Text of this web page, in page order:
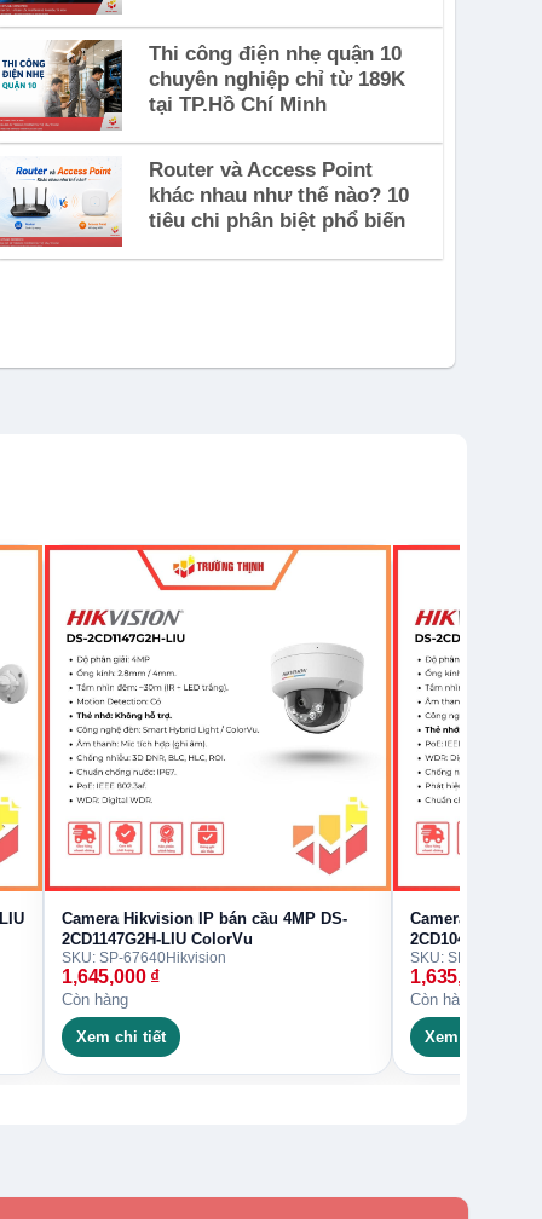
Thi công điện nhẹ quận 10
chuyên nghiệp chỉ từ 189K
tại TP.Hồ Chí Minh
Router và Access Point
khác nhau như thế nào? 10
tiêu chi phân biệt phổ biến
Camera Hikvision IP bán cầu 4MP DS-
2CD1147G2H-LIU ColorVu
SKU: SP-67640Hikvision
1,645,000 ₫
Còn hàng
Xem chi tiết
Camera
2CD1047G2H-
SKU: SP-67631
1,635,000
Còn hàng
Xem chi tiết